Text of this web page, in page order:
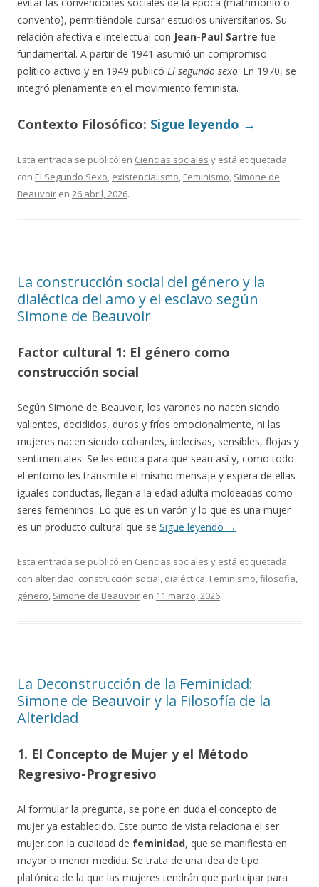
convento), permitiéndole cursar estudios universitarios. Su
relación afectiva e intelectual con Jean-Paul Sartre fue
fundamental. A partir de 1941 asumió un compromiso
político activo y en 1949 publicó El segundo sexo. En 1970, se
integró plenamente en el movimiento feminista.
Contexto Filosófico: Sigue leyendo →
Esta entrada se publicó en Ciencias sociales y está etiquetada
con El Segundo Sexo, existencialismo, Feminismo, Simone de
Beauvoir en 26 abril, 2026.
La construcción social del género y la
dialéctica del amo y el esclavo según
Simone de Beauvoir
Factor cultural 1: El género como
construcción social
Según Simone de Beauvoir, los varones no nacen siendo
valientes, decididos, duros y fríos emocionalmente, ni las
mujeres nacen siendo cobardes, indecisas, sensibles, flojas y
sentimentales. Se les educa para que sean así y, como todo
el entorno les transmite el mismo mensaje y espera de ellas
iguales conductas, llegan a la edad adulta moldeadas como
seres femeninos. Lo que es un varón y lo que es una mujer
es un producto cultural que se Sigue leyendo →
Esta entrada se publicó en Ciencias sociales y está etiquetada
con alteridad, construcción social, dialéctica, Feminismo,filosofia,
género, Simone de Beauvoir en 11 marzo, 2026.
La Deconstrucción de la Feminidad:
Simone de Beauvoir y la Filosofía de la
Alteridad
1. El Concepto de Mujer y el Método
Regresivo-Progresivo
Al formular la pregunta, se pone en duda el concepto de
mujer ya establecido. Este punto de vista relaciona el ser
mujer con la cualidad de feminidad, que se manifiesta en
mayor o menor medida. Se trata de una idea de tipo
platónica de la que las mujeres tendrán que participar para